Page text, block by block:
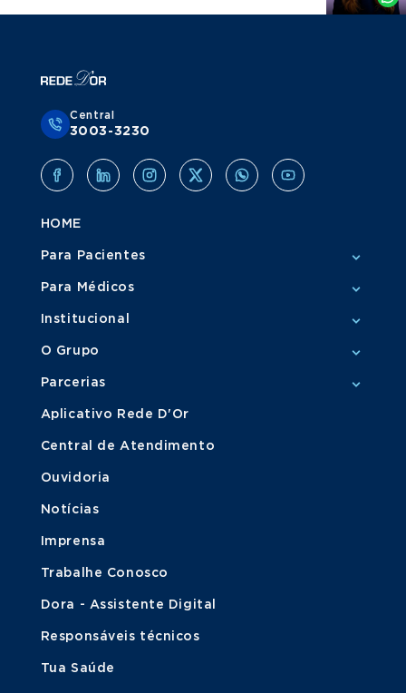
Central
3003-3230
HOME
Para Pacientes
Para Médicos
Institucional
O Grupo
Parcerias
Aplicativo Rede D'Or
Central de Atendimento
Ouvidoria
Notícias
Imprensa
Trabalhe Conosco
Dora - Assistente Digital
Responsáveis técnicos
Tua Saúde